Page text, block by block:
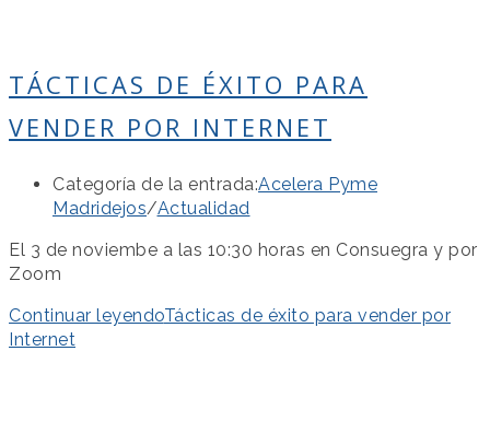
TÁCTICAS DE ÉXITO PARA
VENDER POR INTERNET
Categoría de la entrada:Acelera Pyme
Madridejos/Actualidad
El 3 de noviembe a las 10:30 horas en Consuegra y por
Zoom
Continuar leyendoTácticas de éxito para vender por
Internet